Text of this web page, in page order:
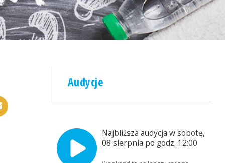
Audycje
Najbliższa audycja w sobotę,
08 sierpnia po godz. 12:00